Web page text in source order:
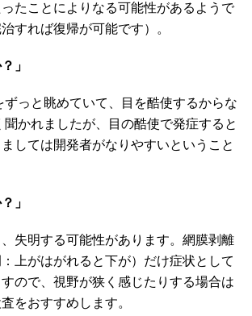
たことによりなる可能性があるようで
すれば復帰が可能です）。
」
っと眺めていて、目を酷使するからな
聞かれましたが、目の酷使で発症すると
しては開発者がなりやすいということ
」
失明する可能性があります。網膜剥離
上がはがれると下が）だけ症状として
ので、視野が狭く感じたりする場合は
をおすすめします。